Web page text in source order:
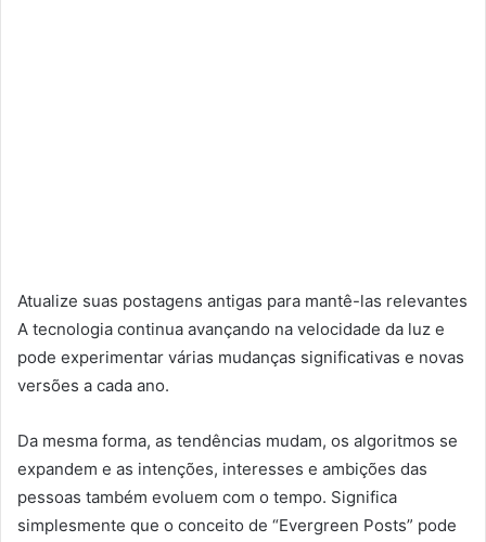
Atualize suas postagens antigas para mantê-las relevantes
A tecnologia continua avançando na velocidade da luz e
pode experimentar várias mudanças significativas e novas
versões a cada ano.
Da mesma forma, as tendências mudam, os algoritmos se
expandem e as intenções, interesses e ambições das
pessoas também evoluem com o tempo. Significa
simplesmente que o conceito de “Evergreen Posts” pode